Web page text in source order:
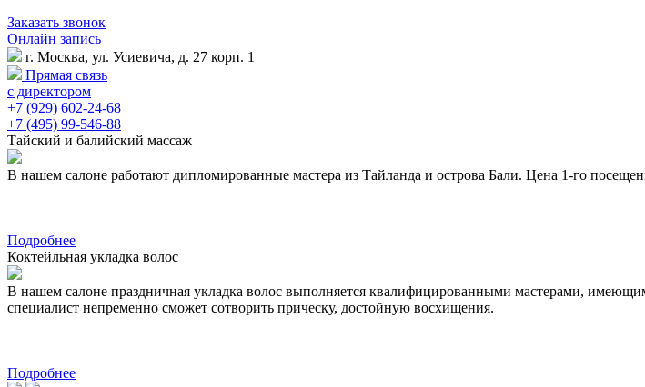
Заказать звонок
Онлайн запись
г. Москва, ул. Усиевича, д. 27 корп. 1
Прямая связь
с директором
+7 (929) 602-24-68
+7 (495) 99-546-88
Тайский и балийский массаж
В нашем салоне работают дипломированные мастера из Тайланда и острова Бали. Цена 1-го
Подробнее
Коктейльная укладка волос
В нашем салоне праздничная укладка волос выполняется квалифицированными мастерами,
специалист непременно сможет сотворить прическу, достойную восхищения.
Подробнее